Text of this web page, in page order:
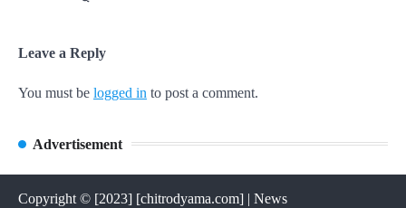
Leave a Reply
You must be logged in to post a comment.
Advertisement
Copyright © [2023] [chitrodyama.com] | News